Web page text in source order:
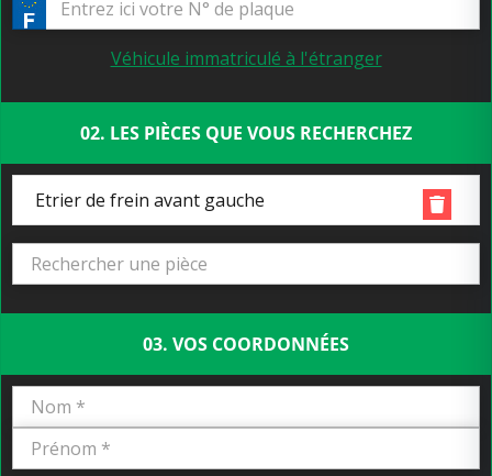
Véhicule immatriculé à l'étranger
02. LES PIÈCES QUE VOUS RECHERCHEZ
Etrier de frein avant gauche
03. VOS COORDONNÉES